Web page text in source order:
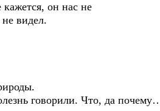
он нас не
видел.
говорили. Что, да